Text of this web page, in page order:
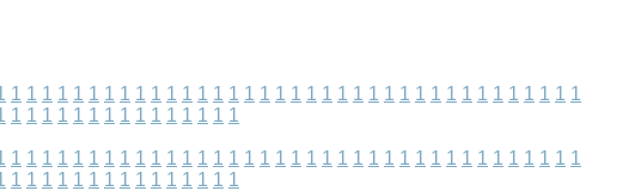
1 1 1 1 1 1 1 1 1 1 1 1 1 1 1 1 1 1 1 1 1 1 1 1 1 1 1 1 1 1 1 1 1 1 1 1 1
1 1 1 1 1 1 1 1 1 1 1 1 1 1 1
1 1 1 1 1 1 1 1 1 1 1 1 1 1 1 1 1 1 1 1 1 1 1 1 1 1 1 1 1 1 1 1 1 1 1 1 1
1 1 1 1 1 1 1 1 1 1 1 1 1 1 1